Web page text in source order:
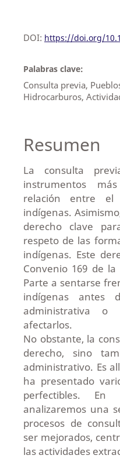
DOI: https://doi.org/
Palabras clave:
Consulta previa,
Hidrocarburos,
Resumen
La consulta
instrumentos
relación entre el
indígenas.
derecho clave
respeto de las
indígenas. Este
Convenio 169 de
Parte a sentarse
indígenas antes
administrativa o
afectarlos.
No obstante, la
derecho, sino
administrativo. Es
ha presentado
perfectibles.
analizaremos una
procesos de
ser mejorados,
las actividades